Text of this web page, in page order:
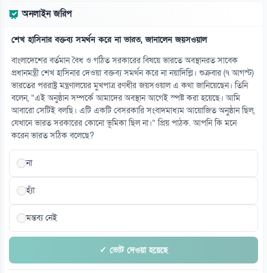
০৮ আগস্ট
১৪
দীর্ঘদিনের অসুস্থতার পর না ফেরার দেশে মেসির বাবা
০৮ আগস্ট
১৫
সাভারে বিএনপি নেতাকে হত্যার হুমকি, ব্যাগে গুলি-কাফন
০৮ আগস্ট
অনলাইন জরিপ
শেখ হাসিনার বক্তব্য সমর্থন করে না ভারত, জানালেন জয়সওয়াল
বাংলাদেশের বর্তমান বৈধ ও গঠিত সরকারের বিষয়ে ভারতে অবস্থানরত সাবেক
প্রধানমন্ত্রী শেখ হাসিনার দেওয়া বক্তব্য সমর্থন করে না নয়াদিল্লি। শুক্রবার (৭ আগস্ট)
ভারতের পররাষ্ট্র মন্ত্রণালয়ের মুখপাত্র রণধীর জয়সওয়াল এ কথা জানিয়েছেন। তিনি
বলেন, “এই অনুষ্ঠান সম্পর্কে আমাদের অবস্থান আগেই স্পষ্ট করা হয়েছে। আমি
আবারো সেটিই বলছি। এটি একটি বেসরকারি সংবাদমাধ্যম আয়োজিত অনুষ্ঠান ছিল,
যেখানে ভারত সরকারের কোনো ভূমিকা ছিল না।” প্রিয় পাঠক. আপনি কি মনে
করেন ভারত সঠিক বলেছে?
না
হ্যাঁ
মন্তব্য নেই
✓ ভোট দেওয়া হয়েছে